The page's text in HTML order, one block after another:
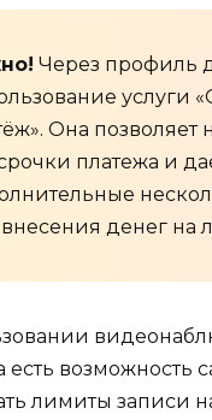
Через профиль
услуги
Она позволяет
платежа и
денег на
возможность
лимиты записи